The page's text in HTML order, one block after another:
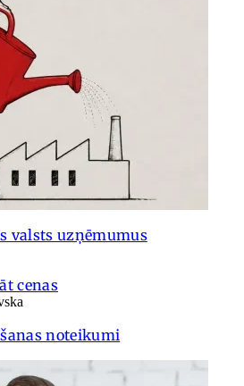
valsts uzņēmumus
cenas
noteikumi